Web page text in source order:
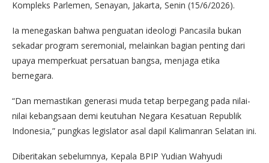
Kompleks Parlemen, Senayan, Jakarta, Senin (15/6/2026).
Ia menegaskan bahwa penguatan ideologi Pancasila bukan
sekadar program seremonial, melainkan bagian penting dari
upaya memperkuat persatuan bangsa, menjaga etika
bernegara.
“Dan memastikan generasi muda tetap berpegang pada nilai-
nilai kebangsaan demi keutuhan Negara Kesatuan Republik
Indonesia,” pungkas legislator asal dapil Kalimanran Selatan ini.
Diberitakan sebelumnya, Kepala BPIP Yudian Wahyudi